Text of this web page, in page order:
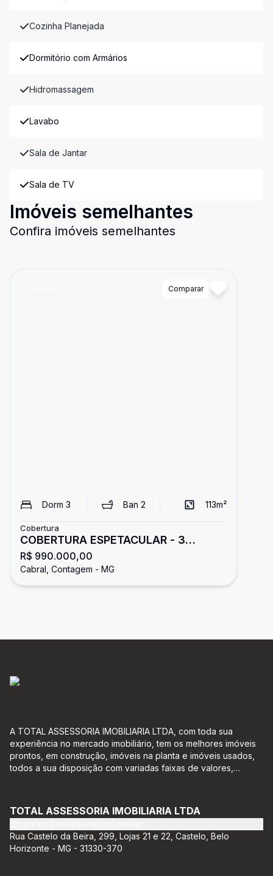
Cozinha Planejada
Dormitório com Armários
Hidromassagem
Lavabo
Sala de Jantar
Sala de TV
Imóveis semelhantes
Confira imóveis semelhantes
Comparar
Dorm 3 Ban2 113m²
Cobertura
COBERTURA ESPETACULAR - 3
QUARTOS, 189M²
R$ 990.000,00
Cabral, Contagem - MG
A TOTAL ASSESSORIA IMOBILIARIA LTDA, com toda sua
experiência no mercado imobiliário, tem os melhores imóveis
prontos, em construção, imóveis na planta e imóveis usados,
todos a sua disposição com variadas faixas de valores,
responder-lhe todas as suas dúvidas sobre casas,
apartamentos, terrenos, salas comerciais e outros produtos
imobiliários.
TOTAL ASSESSORIA IMOBILIARIA LTDA
Rua Castelo da Beira, 299, Lojas 21 e 22, Castelo, Belo
Horizonte - MG - 31330-370